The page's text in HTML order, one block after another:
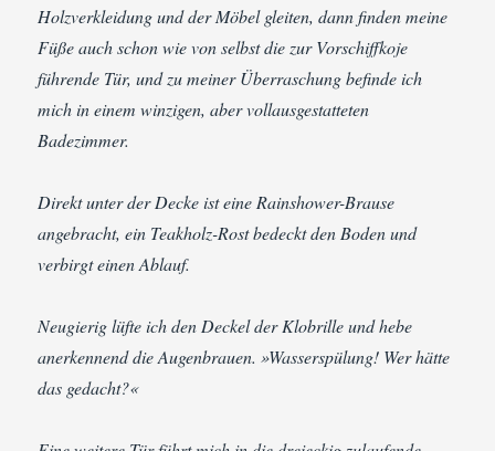
Holzverkleidung und der Möbel gleiten, dann finden meine
Füße auch schon wie von selbst die zur Vorschiffkoje
führende Tür, und zu meiner Überraschung befinde ich
mich in einem winzigen, aber vollausgestatteten
Badezimmer.
Direkt unter der Decke ist eine Rainshower-Brause
angebracht, ein Teakholz-Rost bedeckt den Boden und
verbirgt einen Ablauf.
Neugierig lüfte ich den Deckel der Klobrille und hebe
anerkennend die Augenbrauen. »Wasserspülung! Wer hätte
das gedacht?«